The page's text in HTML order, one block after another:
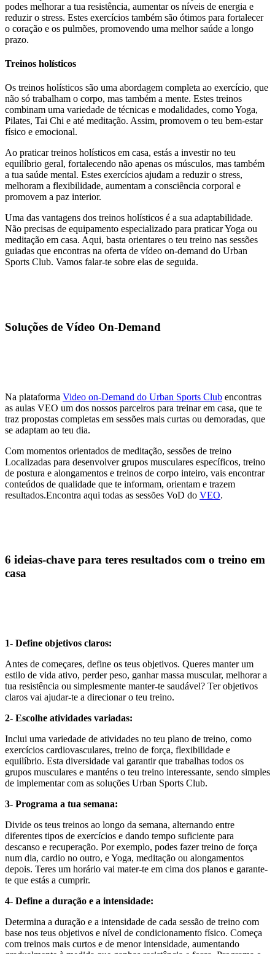
podes melhorar a tua resistência, aumentar os níveis de energia e
reduzir o stress. Estes exercícios também são ótimos para fortalecer
o coração e os pulmões, promovendo uma melhor saúde a longo
prazo.
Treinos holísticos
Os treinos holísticos são uma abordagem completa ao exercício, que
não só trabalham o corpo, mas também a mente. Estes treinos
combinam uma variedade de técnicas e modalidades, como Yoga,
Pilates, Tai Chi e até meditação. Assim, promovem o teu bem-estar
físico e emocional.
Ao praticar treinos holísticos em casa, estás a investir no teu
equilíbrio geral, fortalecendo não apenas os músculos, mas também
a tua saúde mental. Estes exercícios ajudam a reduzir o stress,
melhoram a flexibilidade, aumentam a consciência corporal e
promovem a paz interior.
Uma das vantagens dos treinos holísticos é a sua adaptabilidade.
Não precisas de equipamento especializado para praticar Yoga ou
meditação em casa. Aqui, basta orientares o teu treino nas sessões
guiadas que encontras na oferta de vídeo on-demand do Urban
Sports Club. Vamos falar-te sobre elas de seguida.
Soluções de Vídeo On-Demand
Na plataforma Video on-Demand do Urban Sports Club encontras
as aulas VEO um dos nossos parceiros para treinar em casa, que te
traz propostas completas em sessões mais curtas ou demoradas, que
se adaptam ao teu dia.
Com momentos orientados de meditação, sessões de treino
Localizadas para desenvolver grupos musculares específicos, treino
de postura e alongamentos e treinos de corpo inteiro, vais encontrar
conteúdos de qualidade que te informam, orientam e trazem
resultados.Encontra aqui todas as sessões VoD do VEO.
6 ideias-chave para teres resultados com o treino em
casa
1- Define objetivos claros:
Antes de começares, define os teus objetivos. Queres manter um
estilo de vida ativo, perder peso, ganhar massa muscular, melhorar a
tua resistência ou simplesmente manter-te saudável? Ter objetivos
claros vai ajudar-te a direcionar o teu treino.
2- Escolhe atividades variadas:
Inclui uma variedade de atividades no teu plano de treino, como
exercícios cardiovasculares, treino de força, flexibilidade e
equilíbrio. Esta diversidade vai garantir que trabalhas todos os
grupos musculares e manténs o teu treino interessante, sendo simples
de implementar com as soluções Urban Sports Club.
3- Programa a tua semana:
Divide os teus treinos ao longo da semana, alternando entre
diferentes tipos de exercícios e dando tempo suficiente para
descanso e recuperação. Por exemplo, podes fazer treino de força
num dia, cardio no outro, e Yoga, meditação ou alongamentos
depois. Teres um horário vai mater-te em cima dos planos e garante-
te que estás a cumprir.
4- Define a duração e a intensidade:
Determina a duração e a intensidade de cada sessão de treino com
base nos teus objetivos e nível de condicionamento físico. Começa
com treinos mais curtos e de menor intensidade, aumentando